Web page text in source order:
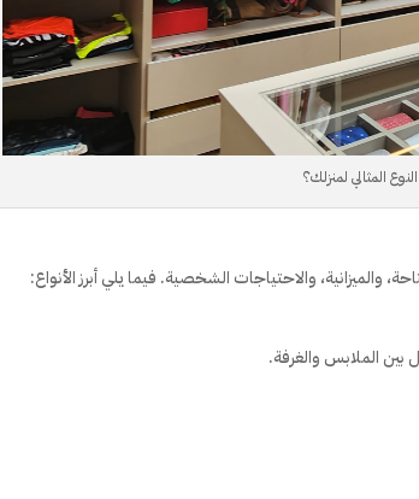
المثالي لمنزلك؟
والاحتياجات الشخصية. فيما يلي أبرز الأنواع:
بين الملابس والغرفة.